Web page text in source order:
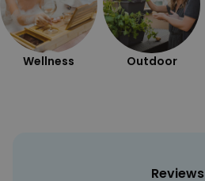
Wellness Outdoor
Reviews
PERFORMANCE
MARKETING